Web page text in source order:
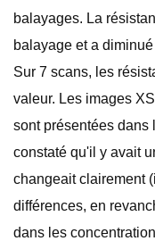
balayages. La
balayage et a
Sur 7 scans, les
valeur. Les images
sont présentées dans
constaté qu'il y avait
changeait clairement
différences, en
dans les